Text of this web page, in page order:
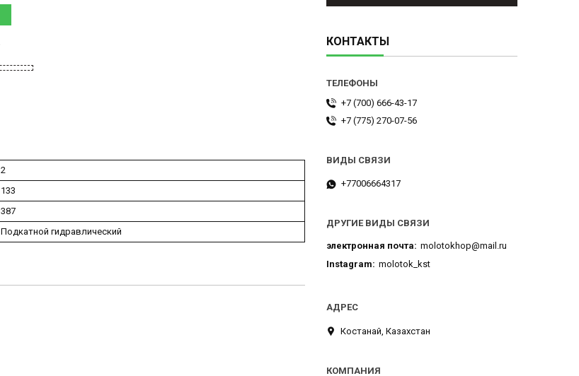
2
133
387
Подкатной гидравлический
КОНТАКТЫ
+7 (700) 666-43-17
+7 (775) 270-07-56
+77006664317
ДРУГИЕ ВИДЫ СВЯЗИ
электронная почта
molotokhop@mail.ru
Instagram
molotok_kst
Костанай, Казахстан